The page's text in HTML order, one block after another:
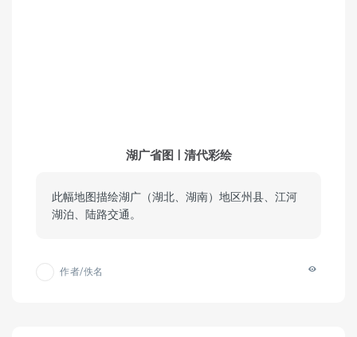
湖广省图 | 清代彩绘
此幅地图描绘湖广（湖北、湖南）地区州县、江河
湖泊、陆路交通。
作者/佚名